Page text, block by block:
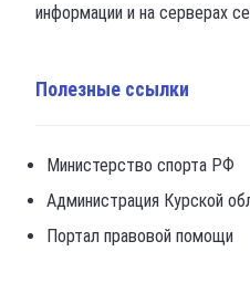
информации и на серверах
Полезные ссылки
Министерство спорта РФ
Администрация Курской
Портал правовой помощи